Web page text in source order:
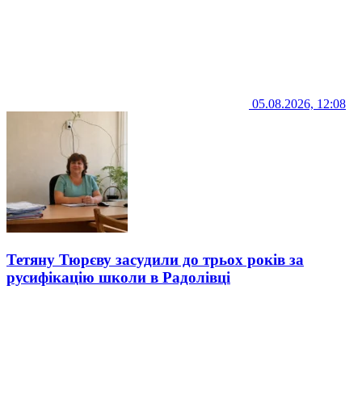
05.08.2026, 12:08
Тетяну Тюрєву засудили до трьох років за
русифікацію школи в Радолівці